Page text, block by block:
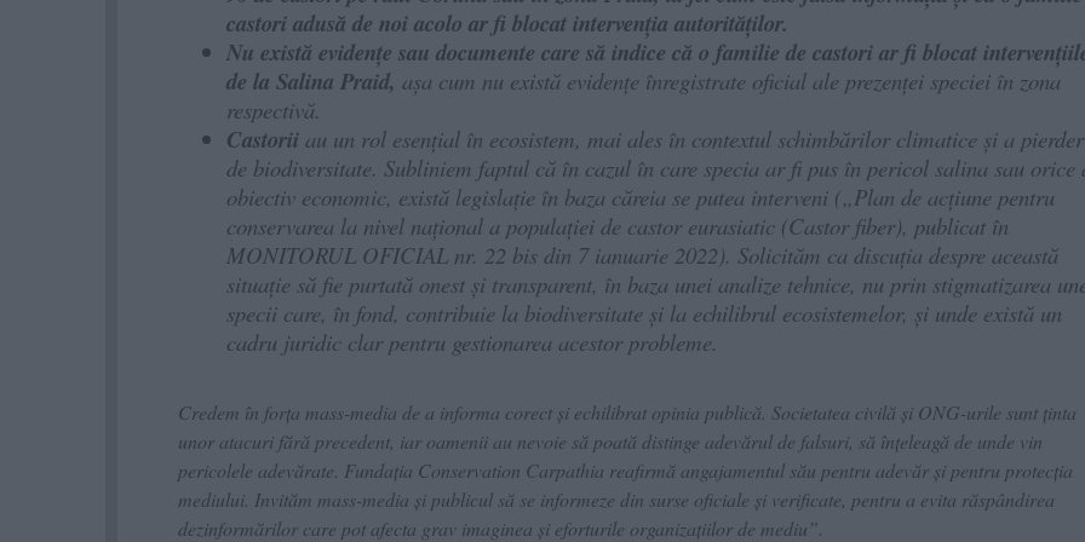
castori adusă de noi acolo ar fi blocat intervenția autorităților.
Nu există evidențe sau documente care să indice că o familie de castori ar fi blocat
de la Salina Praid, așa cum nu există evidențe înregistrate oficial ale prezenței speciei în zona
respectivă.
Castorii au un rol esențial în ecosistem, mai ales în contextul schimbărilor climatice și a
de biodiversitate. Subliniem faptul că în cazul în care specia ar fi pus în pericol salina sau orice
obiectiv economic, există legislație în baza căreia se putea interveni („Plan de acțiune pentru
conservarea la nivel național a populației de castor eurasiatic (Castor fiber), publicat în
MONITORUL OFICIAL nr. 22 bis din 7 ianuarie 2022). Solicităm ca discuția despre această
situație să fie purtată onest și transparent, în baza unei analize tehnice, nu prin stigmatizarea
specii care, în fond, contribuie la biodiversitate și la echilibrul ecosistemelor, și unde există un
cadru juridic clar pentru gestionarea acestor probleme.
Credem în forța mass-media de a informa corect și echilibrat opinia publică. Societatea civilă și ONG-urile sunt ținta
unor atacuri fără precedent, iar oamenii au nevoie să poată distinge adevărul de falsuri, să înțeleagă de unde vin
pericolele adevărate. Fundația Conservation Carpathia reafirmă angajamentul său pentru adevăr și pentru protecția
mediului. Invităm mass-media și publicul să se informeze din surse oficiale și verificate, pentru a evita răspândirea
dezinformărilor care pot afecta grav imaginea și eforturile organizațiilor de mediu”.